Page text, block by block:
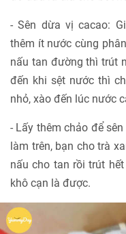
- Sên dừa vị cacao:
thêm ít nước cùng
nấu tan đường thì trút
đến khi sệt nước thì
nhỏ, xào đến lúc nước
- Lấy thêm chảo để
làm trên, bạn cho trà
nấu cho tan rồi trút
khô cạn là được.